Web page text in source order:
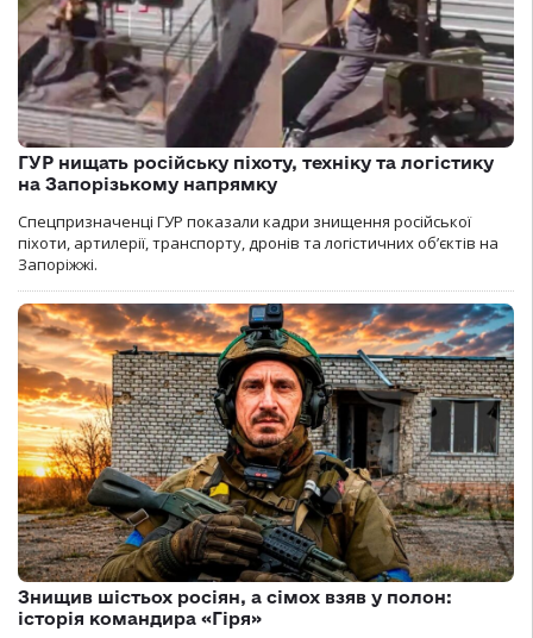
ГУР нищать російську піхоту, техніку та логістику
на Запорізькому напрямку
Спецпризначенці ГУР показали кадри знищення російської
піхоти, артилерії, транспорту, дронів та логістичних об’єктів на
Запоріжжі.
Знищив шістьох росіян, а сімох взяв у полон:
історія командира «Гіря»